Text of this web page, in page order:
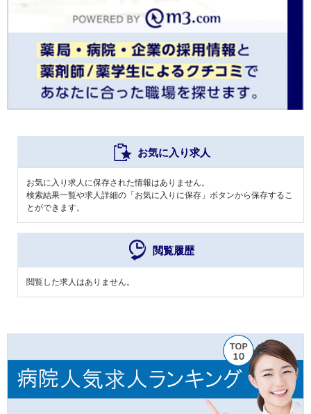
お気に入り求人
お気に入り求人に保存された情報はありません。
検索結果一覧や求人詳細の「お気に入りに保存」ボタンから保存するこ
とができます。
閲覧履歴
閲覧した求人はありません。